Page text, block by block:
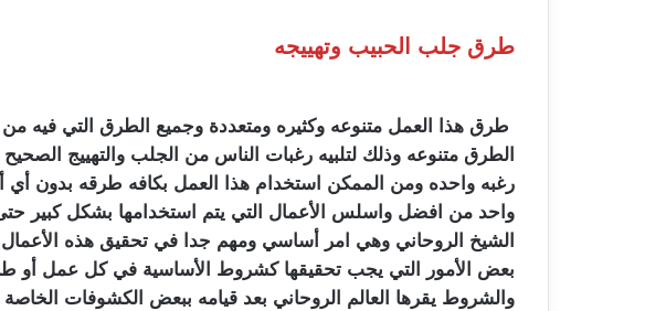
طرق جلب الحبيب وتهييجه
طرق هذا العمل متنوعه وكثيره ومتعددة وجميع الطرق التي فيه
الطرق متنوعه وذلك لتلبيه رغبات الناس من الجلب والتهييج
رغبه واحده ومن الممكن استخدام هذا العمل بكافه طرقه بدون أي
واحد من افضل واسلس الأعمال التي يتم استخدامها بشكل كبير حتى
الشيخ الروحاني وهي امر أساسي ومهم جدا في تحقيق هذه
بعض الأمور التي يجب تحقيقها كشروط الأساسية في كل عمل أو
والشروط يقرها العالم الروحاني بعد قيامه ببعض الكشوفات